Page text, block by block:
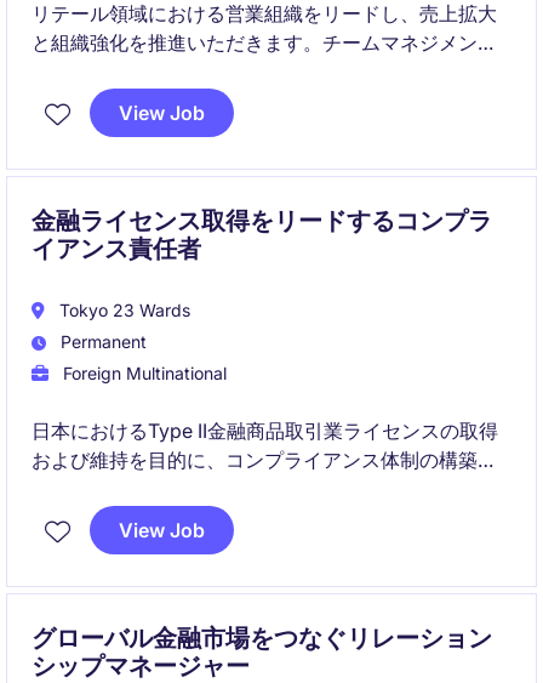
リテール領域における営業組織をリードし、売上拡大
と組織強化を推進いただきます。チームマネジメント
するポジションです。
View Job
金融ライセンス取得をリードするコンプラ
イアンス責任者
Tokyo 23 Wards
Permanent
Foreign Multinational
日本におけるType II金融商品取引業ライセンスの取得
および維持を目的に、コンプライアンス体制の構築・
規制対応、当局対応、社内教育まで幅広く担い、事業
View Job
グローバル金融市場をつなぐリレーション
シップマネージャー